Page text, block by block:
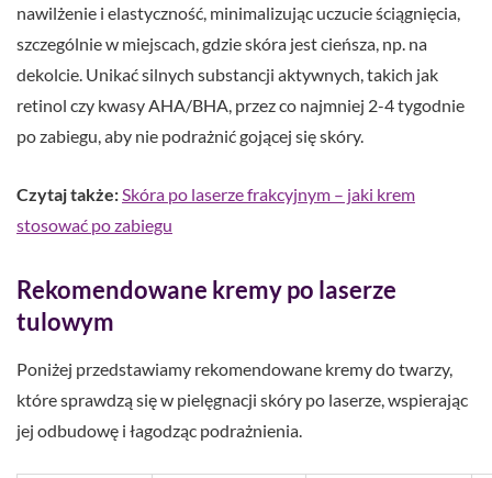
nawilżenie i elastyczność, minimalizując uczucie ściągnięcia,
szczególnie w miejscach, gdzie skóra jest cieńsza, np. na
dekolcie. Unikać silnych substancji aktywnych, takich jak
retinol czy kwasy AHA/BHA, przez co najmniej 2-4 tygodnie
po zabiegu, aby nie podrażnić gojącej się skóry.
Czytaj także:Skóra po laserze frakcyjnym – jaki krem
stosować po zabiegu
Rekomendowane kremy po laserze
tulowym
Poniżej przedstawiamy rekomendowane kremy do twarzy,
które sprawdzą się w pielęgnacji skóry po laserze, wspierając
jej odbudowę i łagodząc podrażnienia.